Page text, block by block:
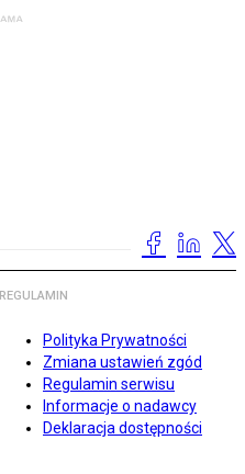
REGULAMIN
Polityka Prywatności
Zmiana ustawień zgód
Regulamin serwisu
Informacje o nadawcy
Deklaracja dostępności